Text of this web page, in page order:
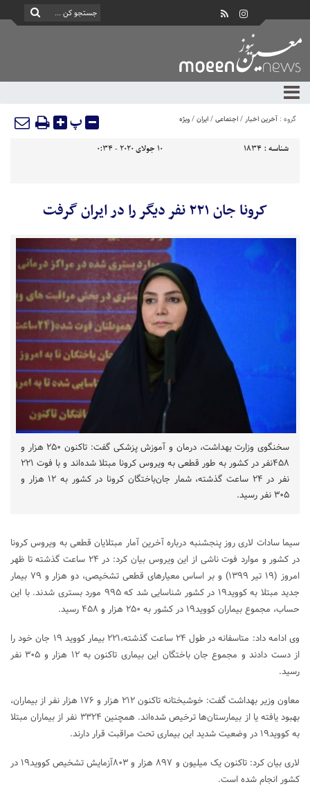
گروه : آخرین اخبار/اجتماعی/ایران/ویژه پ
شناسه : 1834 10 جولای 2020 - 0:34
کرونا جان ۲۲۱ نفر دیگر را در ایران گرفت
سخنگوی وزارت بهداشت، درمان و آموزش پزشکی گفت: تاکنون ۲۵۰ هزار و
۴۵۸نفر در کشور به طور قطعی به ویروس کرونا مبتلا شده‌اند و با فوت ۲۲۱
نفر در ۲۴ ساعت گذشته، شمار جان‌باختگان کرونا در کشور به ۱۲ هزار و
۳۰۵ نفر رسید.
سیما سادات لاری روز پنجشنبه درباره آخرین آمار مبتلایان قطعی به ویروس کرونا
در کشور و موارد فوت ناشی از این ویروس بیان کرد: در ۲۴ ساعت گذشته تا ظهر
امروز (۱۹ تیر ۱۳۹۹) و بر اساس معیارهای قطعی تشخیصی، دو هزار و ۷۹ بیمار
جدید مبتلا به کووید۱۹ در کشور شناسایی شد که ۹۹۵ مورد بستری شدند. با این
حساب، مجموع بیماران کووید۱۹ در کشور به ۲۵۰ هزار و ۴۵۸ رسید.
وی ادامه داد: متاسفانه در طول ۲۴ ساعت گذشته،۲۲۱ بیمار کووید ۱۹ جان خود را
از دست دادند و مجموع جان باختگان این بیماری تاکنون به ۱۲ هزار و ۳۰۵ نفر
رسید.
معاون وزیر بهداشت گفت: خوشبختانه تاکنون ۲۱۲ هزار و ۱۷۶ هزار نفر از بیماران،
بهبود یافته یا از بیمارستان‌ها ترخیص شده‌اند. همچنین ۳۳۲۴ نفر از بیماران مبتلا
به کووید۱۹ در وضعیت شدید این بیماری تحت مراقبت قرار دارند.
لاری بیان کرد: تاکنون یک میلیون و ۸۹۷ هزار و ۸۰۳آزمایش تشخیص کووید۱۹ در
کشور انجام شده است.